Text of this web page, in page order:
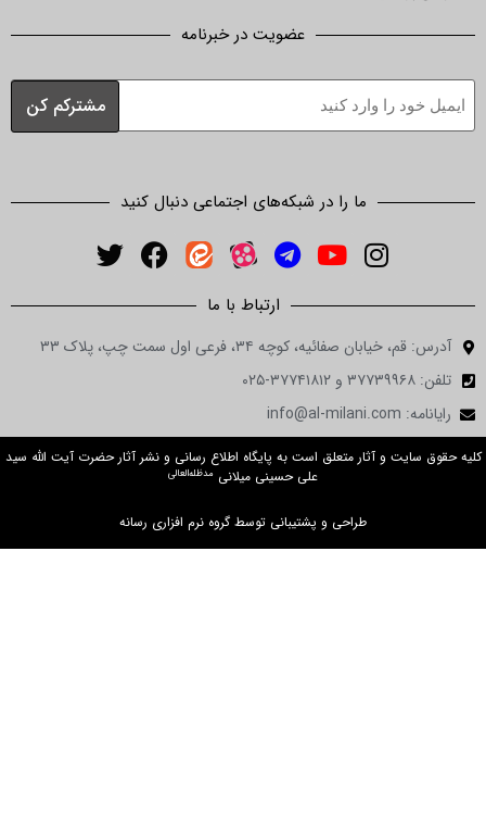
عضویت در خبرنامه
ما را در شبکه‌های اجتماعی دنبال کنید
ارتباط با ما
آدرس: قم، خیابان صفائیه، کوچه ۳۴، فرعی اول سمت چپ، پلاک ۳۳
تلفن: ۳۷۷۳۹۹۶۸ و ۳۷۷۴۱۸۱۲-۰۲۵
رایانامه: info@al-milani.com
کلیه حقوق سایت و آثار متعلق است به پایگاه اطلاع رسانی و نشر آثار حضرت آیت الله سید
علی حسینی میلانی مدظله‌العالی
طراحی و پشتیبانی توسط گروه نرم افزاری رسانه